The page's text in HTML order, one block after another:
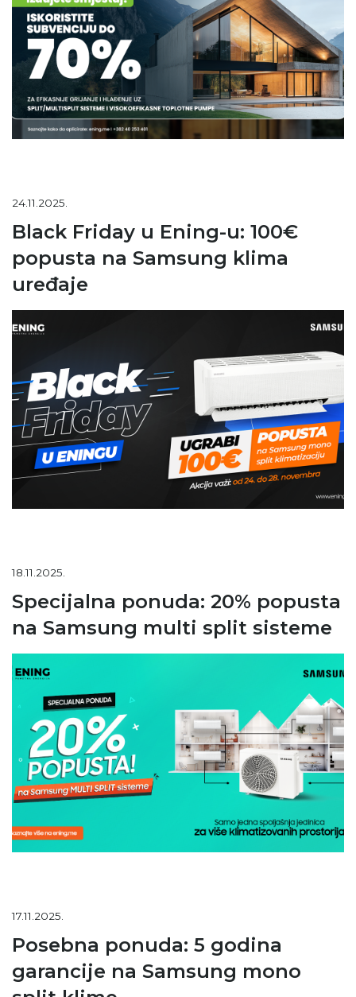
24.11.2025.
Black Friday u Ening-u: 100€
popusta na Samsung klima
uređaje
18.11.2025.
Specijalna ponuda: 20% popusta
na Samsung multi split sisteme
17.11.2025.
Posebna ponuda: 5 godina
garancije na Samsung mono